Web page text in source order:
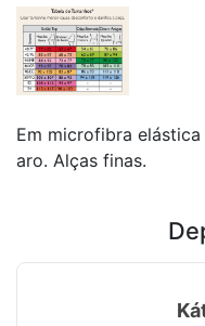
Em microfibra
aro. Alças finas.